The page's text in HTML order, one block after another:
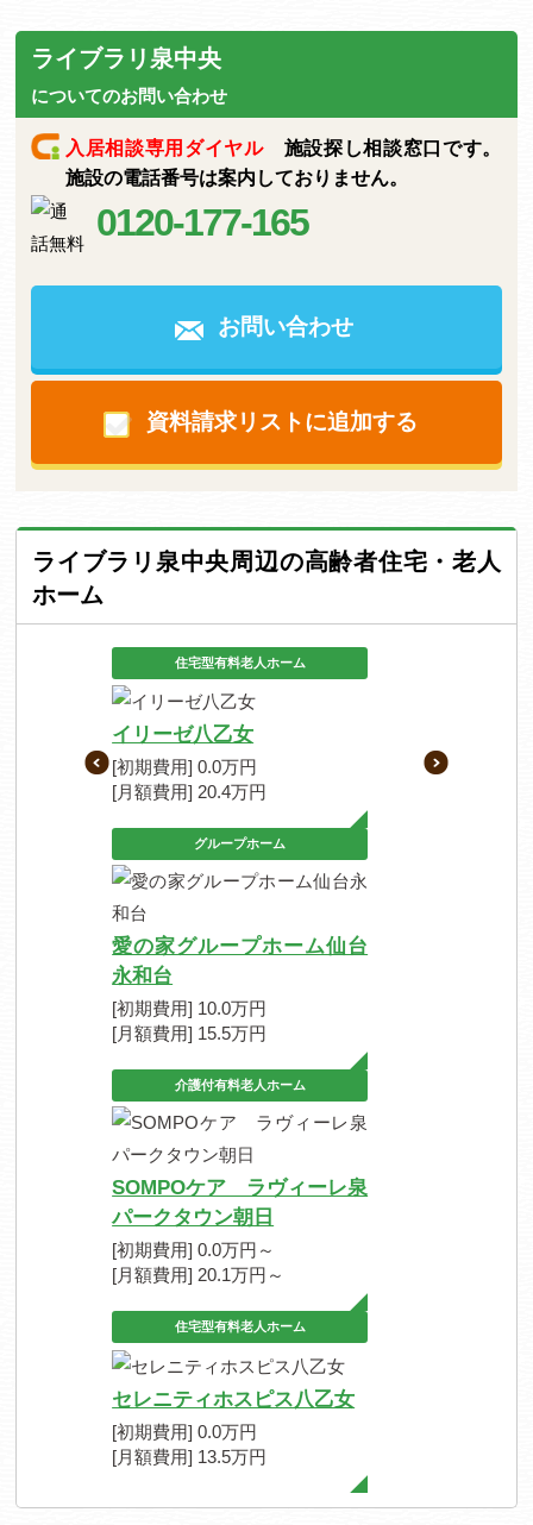
ライブラリ泉中央
についてのお問い合わせ
入居相談専用ダイヤル施設探し相談窓口です。
施設の電話番号は案内しておりません。
0120-177-165
お問い合わせ
資料請求リストに追加する
ライブラリ泉中央周辺の高齢者住宅・老人
ホーム
住宅型有料老人ホーム
イリーゼ八乙女
[初期費用] 0.0万円
[月額費用] 20.4万円
グループホーム
愛の家グループホーム仙台
永和台
[初期費用] 10.0万円
[月額費用] 15.5万円
介護付有料老人ホーム
SOMPOケア ラヴィーレ泉
パークタウン朝日
[初期費用] 0.0万円～
[月額費用] 20.1万円～
住宅型有料老人ホーム
セレニティホスピス八乙女
[初期費用] 0.0万円
[月額費用] 13.5万円